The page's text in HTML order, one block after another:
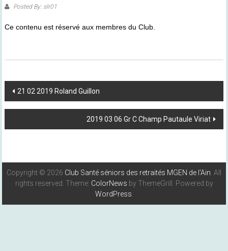
Posted By: slr01
Ce contenu est réservé aux membres du Club.
Post
Navigation
21 02 2019 Roland Guillon
2019 03 06 Gr C Champ Pautaule Viriat
Copyright © 2026 Club Santé séniors des retraités MGEN de l'Ain . All
rights reserved. Theme: ColorNews by ThemeGrill. Powered by
WordPress